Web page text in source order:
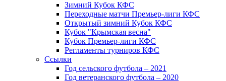
Зимний Кубок КФС
Переходные матчи Премьер-лиги КФС
Открытый зимний Кубок КФС
Кубок "Крымская весна"
Кубок Премьер-лиги КФС
Регламенты турниров КФС
Ссылки
Год сельского футбола – 2021
Год ветеранского футбола – 2020